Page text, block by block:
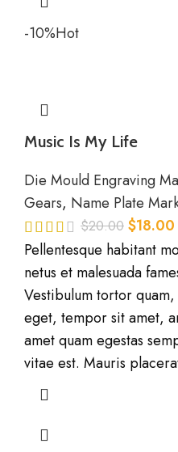
-10%Hot
Music Is My Life
Die Mould Engraving
Gears, Name Plate
$20.00 $18.00
Pellentesque habitant
netus et malesuada
Vestibulum tortor
eget, tempor sit amet,
amet quam egestas
vitae est. Mauris